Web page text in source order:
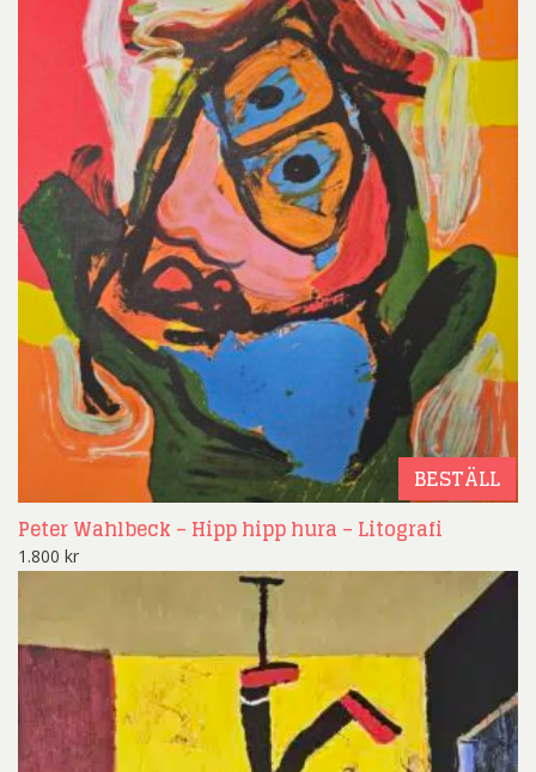
BESTÄLL
Peter Wahlbeck – Hipp hipp hura – Litografi
1.800 kr